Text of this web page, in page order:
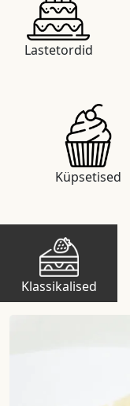
Lastetordid
Küpsetised
Klassikalised